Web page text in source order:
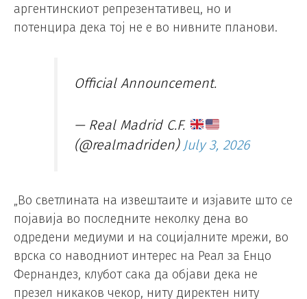
аргентинскиот репрезентативец, но и
потенцира дека тој не е во нивните планови.
Official Announcement.
— Real Madrid C.F.
(@realmadriden) July 3, 2026
„Во светлината на извештаите и изјавите што се
појавија во последните неколку дена во
одредени медиуми и на социјалните мрежи, во
врска со наводниот интерес на Реал за Енцо
Фернандез, клубот сака да објави дека не
презел никаков чекор, ниту директен ниту